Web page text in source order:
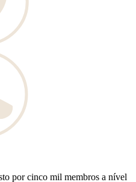
por cinco mil membros a nível